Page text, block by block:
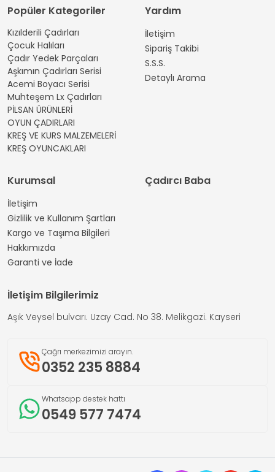
Popüler Kategoriler
Kızılderili Çadırları
Çocuk Halıları
Çadır Yedek Parçaları
Aşkımın Çadırları Serisi
Acemi Boyacı Serisi
Muhteşem Lx Çadırları
PİLSAN ÜRÜNLERİ
OYUN ÇADIRLARI
KREŞ VE KURS MALZEMELERİ
KREŞ OYUNCAKLARI
Yardım
İletişim
Sipariş Takibi
S.S.S.
Detaylı Arama
Kurumsal
İletişim
Gizlilik ve Kullanım Şartları
Kargo ve Taşıma Bilgileri
Hakkımızda
Garanti ve İade
Çadırcı Baba
İletişim Bilgilerimiz
Aşık Veysel bulvarı. Uzay Cad. No 38. Melikgazi. Kayseri
Çağrı merkezimizi arayın.
0352 235 8884
Whatsapp destek hattı
0549 577 7474